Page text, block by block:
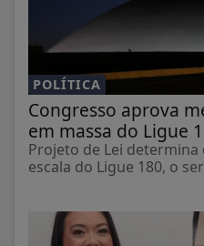
POLÍTICA
Congresso aprova
em massa do Ligue
Projeto de Lei
escala do Ligue 180, o